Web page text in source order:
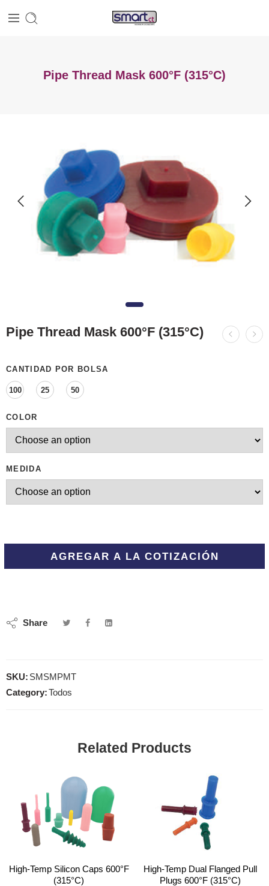
Pipe Thread Mask 600°F (315°C)
Pipe Thread Mask 600°F (315°C)
CANTIDAD POR BOLSA
100 25 50
COLOR
MEDIDA
AGREGAR A LA COTIZACIÓN
Share
SKU: SMSMPMT
Category:Todos
Related Products
High-Temp Silicon Caps 600°F
(315°C)
High-Temp Dual Flanged Pull
Plugs 600°F (315°C)